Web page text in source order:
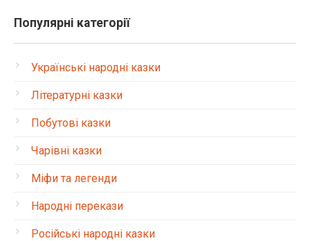
Популярні категорії
Українські народні казки
Літературні казки
Побутові казки
Чарівні казки
Міфи та легенди
Народні перекази
Російські народні казки